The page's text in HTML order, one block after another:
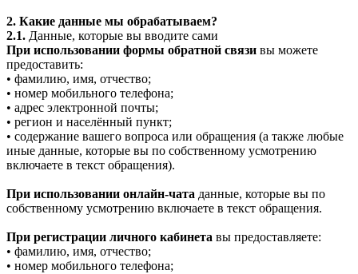
2. Какие данные мы обрабатываем?
2.1. Данные, которые вы вводите сами
При использовании формы обратной связи вы можете
предоставить:
• фамилию, имя, отчество;
• номер мобильного телефона;
• адрес электронной почты;
• регион и населённый пункт;
• содержание вашего вопроса или обращения (а также любые
иные данные, которые вы по собственному усмотрению
включаете в текст обращения).
При использовании онлайн-чата данные, которые вы по
собственному усмотрению включаете в текст обращения.
При регистрации личного кабинета вы предоставляете:
• фамилию, имя, отчество;
• номер мобильного телефона;